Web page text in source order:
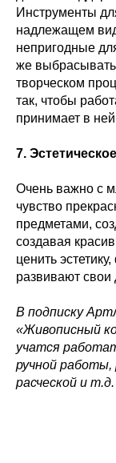
Инструменты
надлежащем
непригодные
же
творческом
так, чтобы
принимает в ней
7.
Очень важно с
чувство
предметами,
создавая
ценить
развивают свои
В подписку
«Живописный
учатся
ручной работы,
расческой и